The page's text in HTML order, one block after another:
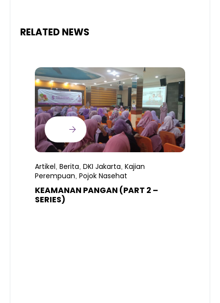
RELATED NEWS
Artikel Berita DKI Jakarta Kajian
Perempuan Pojok Nasehat
KEAMANAN PANGAN (PART 2 –
SERIES)